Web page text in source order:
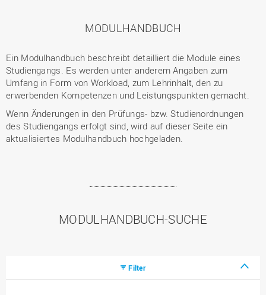
MODULHANDBUCH
Ein Modulhandbuch beschreibt detailliert die Module eines
Studiengangs. Es werden unter anderem Angaben zum
Umfang in Form von Workload, zum Lehrinhalt, den zu
erwerbenden Kompetenzen und Leistungspunkten gemacht.
Wenn Änderungen in den Prüfungs- bzw. Studienordnungen
des Studiengangs erfolgt sind, wird auf dieser Seite ein
aktualisiertes Modulhandbuch hochgeladen.
MODULHANDBUCH-SUCHE
Filter